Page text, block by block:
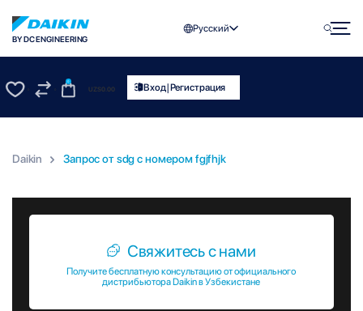
BY DC ENGINEERING
Русский
0
UZS0.00 Вход|Регистрация
Daikin Запрос от sdg c номером fgjfhjk
Свяжитесь с нами
Получите бесплатную консультацию от официального
дистрибьютора Daikin в Узбекистане